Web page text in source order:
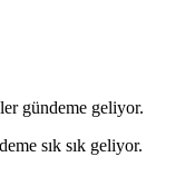
gündeme geliyor.
sık sık geliyor.